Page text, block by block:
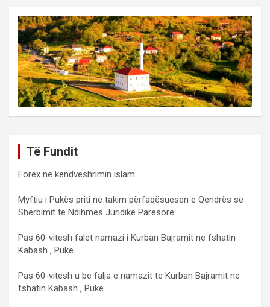
Të Fundit
Forex ne kendveshrimin islam
Myftiu i Pukës priti në takim përfaqësuesen e Qendrës së
Shërbimit të Ndihmës Juridike Parësore
Pas 60-vitesh falet namazi i Kurban Bajramit ne fshatin
Kabash , Puke
Pas 60-vitesh u be falja e namazit te Kurban Bajramit ne
fshatin Kabash , Puke